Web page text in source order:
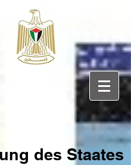
des Staates